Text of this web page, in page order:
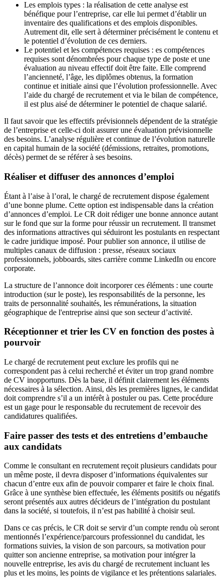
Les emplois types : la réalisation de cette analyse est
bénéfique pour l’entreprise, car elle lui permet d’établir un
inventaire des qualifications et des emplois disponibles.
Autrement dit, elle sert à déterminer précisément le contenu et
le potentiel d’évolution de ces derniers.
Le potentiel et les compétences requises : es compétences
requises sont dénombrées pour chaque type de poste et une
évaluation au niveau effectif doit être faite. Elle comprend
l’ancienneté, l’âge, les diplômes obtenus, la formation
continue et initiale ainsi que l’évolution professionnelle. Avec
l’aide du chargé de recrutement et via le bilan de compétence,
il est plus aisé de déterminer le potentiel de chaque salarié.
Il faut savoir que les effectifs prévisionnels dépendent de la stratégie
de l’entreprise et celle-ci doit assurer une évaluation prévisionnelle
des besoins. L’analyse régulière et continue de l’évolution naturelle
en capital humain de la société (démissions, retraites, promotions,
décès) permet de se référer à ses besoins.
Réaliser et diffuser des annonces d’emploi
Étant à l’aise à l’oral, le chargé de recrutement dispose également
d’une bonne plume. Cette option est indispensable dans la création
d’annonces d’emploi. Le CR doit rédiger une bonne annonce autant
sur le fond que sur la forme pour réussir un recrutement. Il transmet
des informations attractives qui séduiront les postulants en respectant
le cadre juridique imposé. Pour publier son annonce, il utilise de
multiples canaux de diffusion : presse, réseaux sociaux
professionnels, jobboards, sites carrière comme LinkedIn ou encore
corporate.
La structure de l’annonce doit incorporer ces éléments : une courte
introduction (sur le poste), les responsabilités de la personne, les
traits de personnalité souhaités, les rémunérations, la situation
géographique de l'entreprise ainsi que son secteur d’activité.
Réceptionner et trier les CV en fonction des postes à
pourvoir
Le chargé de recrutement peut exclure les profils qui ne
correspondent pas à celui recherché et éviter un trop grand nombre
de CV inopportuns. Dès la base, il définit clairement les éléments
nécessaires à la sélection. Ainsi, dès les premières lignes, le candidat
doit comprendre s’il a un intérêt à postuler ou pas. Cette procédure
est un gage pour le responsable du recrutement de recevoir des
candidatures qualifiées.
Faire passer des tests et des entretiens d’embauche
aux candidats
Comme le consultant en recrutement reçoit plusieurs candidats pour
un même poste, il devra disposer d’informations équivalentes sur
chacun d’entre eux afin de pouvoir comparer et faire le choix final.
Grâce à une synthèse bien effectuée, les éléments positifs ou négatifs
seront présentés aux autres décideurs de l’intégration du postulant
dans la société, si toutefois, il n’est pas habilité à choisir seul.
Dans ce cas précis, le CR doit se servir d’un compte rendu où seront
mentionnés l’expérience/parcours professionnel du candidat, les
formations suivies, la vision de son parcours, sa motivation pour
quitter son ancienne entreprise, sa motivation pour intégrer la
nouvelle entreprise, les avis du chargé de recrutement incluant les
plus et les moins, les points de vigilance et les prétentions salariales.